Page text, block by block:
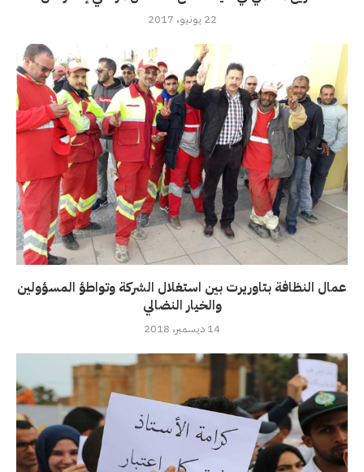
22 يونيو، 2017
عمال النظافة بتاوريرت بين استغلال الشركة وتواطؤ المسؤولين
والخيار النضالي
14 ديسمبر، 2018